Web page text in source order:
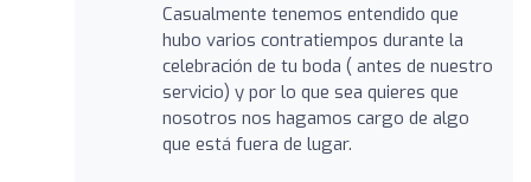
Casualmente tenemos entendido que
hubo varios contratiempos durante la
celebración de tu boda ( antes de nuestro
servicio) y por lo que sea quieres que
nosotros nos hagamos cargo de algo
que está fuera de lugar.